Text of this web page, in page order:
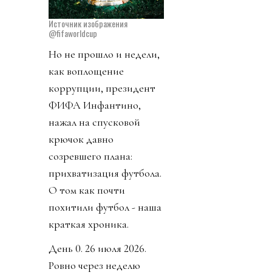
Источник изображения
@fifaworldcup
Но не прошло и недели,
как воплощение
коррупции, президент
ФИФА Инфантино,
нажал на спусковой
крючок давно
созревшего плана:
прихватизация футбола.
О том как почти
похитили футбол - наша
краткая хроника.
День 0. 26 июля 2026.
Ровно через неделю